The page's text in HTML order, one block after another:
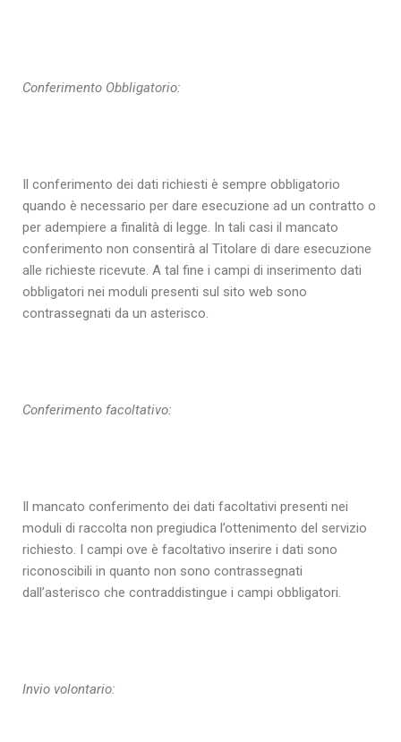
Conferimento Obbligatorio:
Il conferimento dei dati richiesti è sempre obbligatorio
quando è necessario per dare esecuzione ad un contratto o
per adempiere a finalità di legge. In tali casi il mancato
conferimento non consentirà al Titolare di dare esecuzione
alle richieste ricevute. A tal fine i campi di inserimento dati
obbligatori nei moduli presenti sul sito web sono
contrassegnati da un asterisco.
Conferimento facoltativo:
Il mancato conferimento dei dati facoltativi presenti nei
moduli di raccolta non pregiudica l’ottenimento del servizio
richiesto. I campi ove è facoltativo inserire i dati sono
riconoscibili in quanto non sono contrassegnati
dall’asterisco che contraddistingue i campi obbligatori.
Invio volontario: